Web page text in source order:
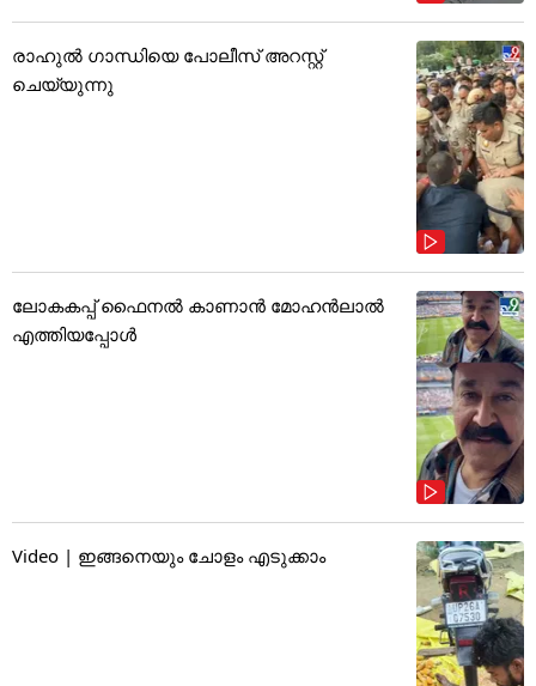
രാഹുൽ ഗാന്ധിയെ പോലീസ് അറസ്റ്റ്
ചെയ്യുന്നു
ലോകകപ്പ് ഫൈനൽ കാണാൻ മോഹൻലാൽ
എത്തിയപ്പോൾ
Video | ഇങ്ങനെയും ചോളം എടുക്കാം